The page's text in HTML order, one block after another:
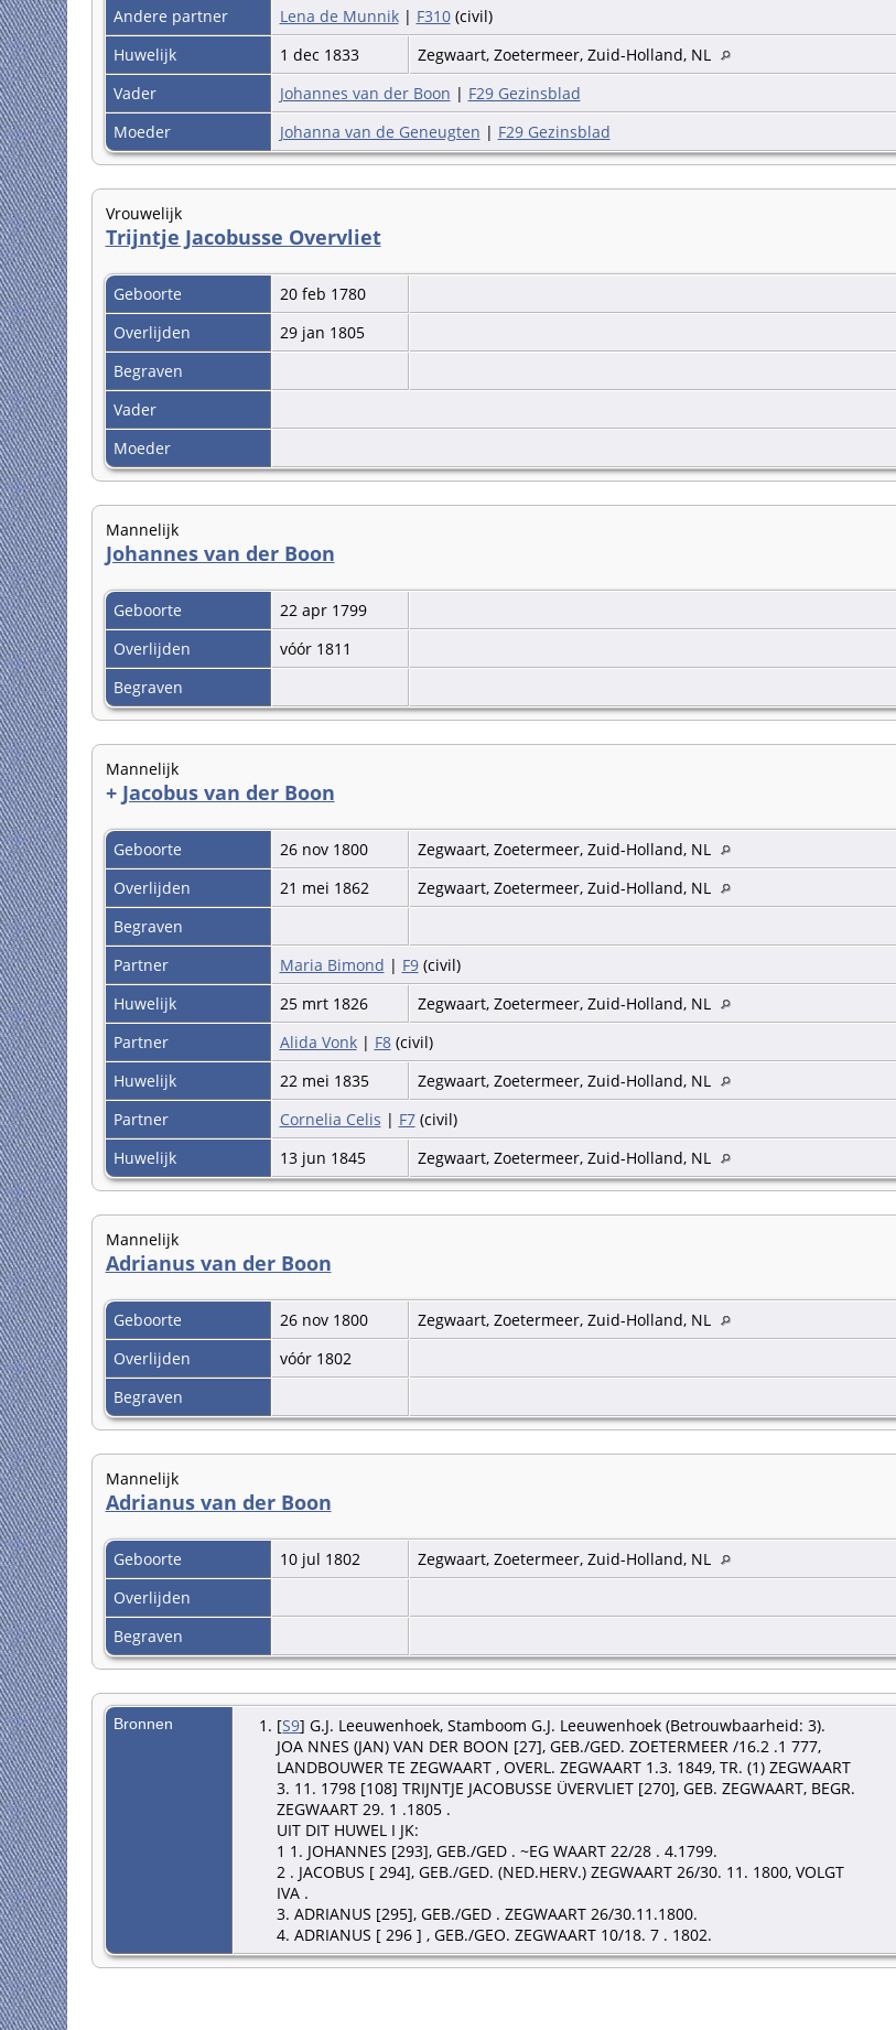
Andere partner
Lena de Munnik| F310(civil)
Huwelijk
1 dec 1833
Zegwaart, Zoetermeer, Zuid-Holland, NL
Vader
Johannes van der Boon | F29 Gezinsblad
Moeder
Johanna van de Geneugten | F29 Gezinsblad
Vrouwelijk
Trijntje Jacobusse Overvliet
Geboorte
20 feb 1780
Overlijden
29 jan 1805
Begraven
Vader
Moeder
Mannelijk
Johannes van der Boon
Geboorte
22 apr 1799
Overlijden
vóór 1811
Begraven
Mannelijk
+ Jacobus van der Boon
Geboorte 26 nov 1800
Zegwaart, Zoetermeer, Zuid-Holland, NL
Overlijden
21 mei 1862
Zegwaart, Zoetermeer, Zuid-Holland, NL
Begraven
Partner
Maria Bimond | F9(civil)
Huwelijk
25 mrt 1826
Zegwaart, Zoetermeer, Zuid-Holland, NL
Partner
Alida Vonk| F8(civil)
Huwelijk
22 mei 1835
Zegwaart, Zoetermeer, Zuid-Holland, NL
Partner
Cornelia Celis | F7(civil)
Huwelijk
13 jun 1845 Zegwaart, Zoetermeer, Zuid-Holland, NL
Mannelijk
Adrianus van der Boon
Geboorte 26 nov 1800
Zegwaart, Zoetermeer, Zuid-Holland, NL
Overlijden
vóór 1802
Begraven
Mannelijk
Adrianus van der Boon
Geboorte 10 jul 1802
Zegwaart, Zoetermeer, Zuid-Holland, NL
Overlijden
Begraven
Bronnen [S9] G.J. Leeuwenhoek, Stamboom G.J. Leeuwenhoek (Betrouwbaarheid: 3).
JOA NNES (JAN) VAN DER BOON [27], GEB./GED. ZOETERMEER /16.2 .1 777,
LANDBOUWER TE ZEGWAART , OVERL. ZEGWAART 1.3. 1849, TR. (1) ZEGWAART
3. 11. 1798 [108] TRIJNTJE JACOBUSSE ÜVERVLIET [270], GEB. ZEGWAART, BEGR.
ZEGWAART 29. 1 .1805 .
UIT DIT HUWEL I JK:
1 1. JOHANNES [293], GEB./GED . ~EG WAART 22/28 . 4.1799.
2 . JACOBUS [ 294], GEB./GED. (NED.HERV.) ZEGWAART 26/30. 11. 1800, VOLGT
IVA .
3. ADRIANUS [295], GEB./GED . ZEGWAART 26/30.11.1800.
4. ADRIANUS [ 296 ] , GEB./GEO. ZEGWAART 10/18. 7 . 1802.